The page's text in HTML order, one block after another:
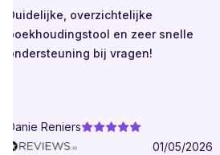
Duidelijke, overzichtelijke
boekhoudingstool en zeer snelle
ondersteuning bij vragen!
Danie Reniers
01/05/2026